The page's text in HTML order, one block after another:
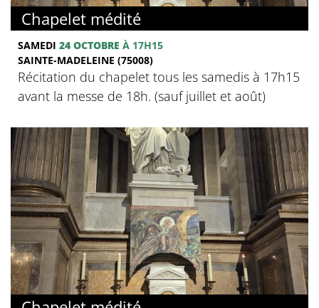
Chapelet médité
SAMEDI 24 OCTOBRE À 17H15
SAINTE-MADELEINE (75008)
Récitation du chapelet tous les samedis à 17h15
avant la messe de 18h. (sauf juillet et août)